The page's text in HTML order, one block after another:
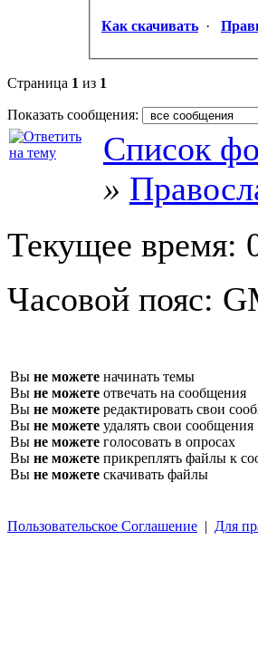
Как скачивать ·
Страница 1 из 1
Показать сообщения:
Список
»
Текущее время:
Часовой пояс:
Вы не можете начинать темы
Вы не можете отвечать на сообщения
Вы не можете редактировать свои
Вы не можете удалять свои сообщения
Вы не можете голосовать в опросах
Вы не можете прикреплять файлы к
Вы не можете скачивать файлы
Пользовательское Соглашение | Для